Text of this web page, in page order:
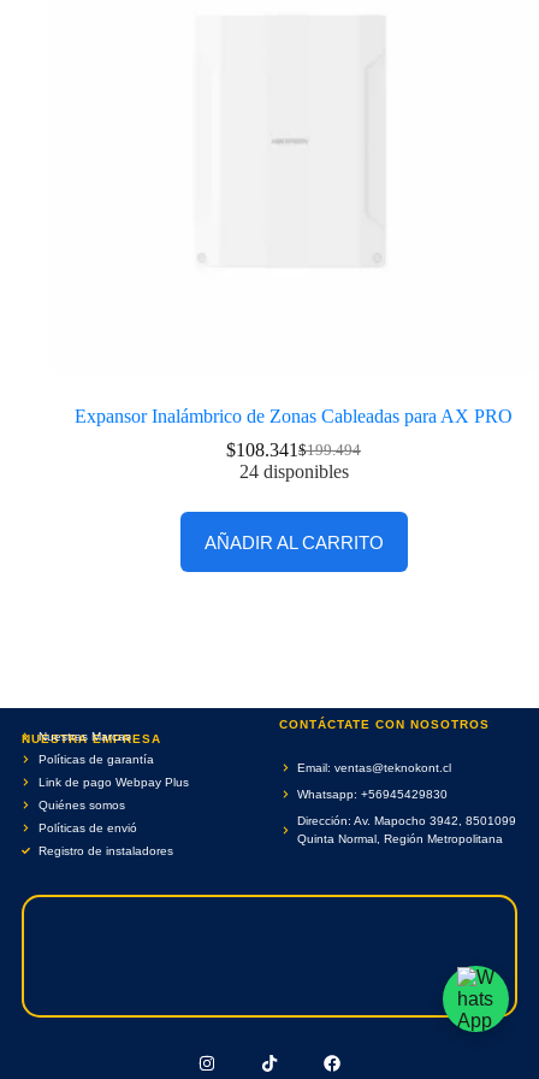
Expansor Inalámbrico de Zonas Cableadas para AX PRO
$199.494
$108.341
24 disponibles
AÑADIR AL CARRITO
NUESTRA EMPRESA
Nuestras Marcas
Políticas de garantía
Link de pago Webpay Plus
Quiénes somos
Políticas de envió
Registro de instaladores
CONTÁCTATE CON NOSOTROS
Email: ventas@teknokont.cl
Whatsapp: +56945429830
Dirección: Av. Mapocho 3942, 8501099
Quinta Normal, Región Metropolitana